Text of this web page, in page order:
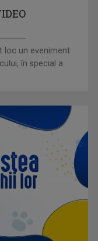
loc un eveniment
în special a